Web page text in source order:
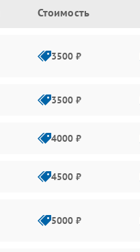
Стоимость
3500 ₽
3500 ₽
4000 ₽
4500 ₽
5000 ₽